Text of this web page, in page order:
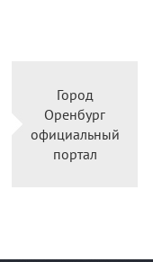
Город
Оренбург
официальный
портал